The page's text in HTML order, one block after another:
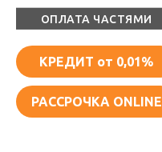
ОПЛАТА ЧАСТЯМИ
КРЕДИТ от 0,01%
РАССРОЧКА ONLINE